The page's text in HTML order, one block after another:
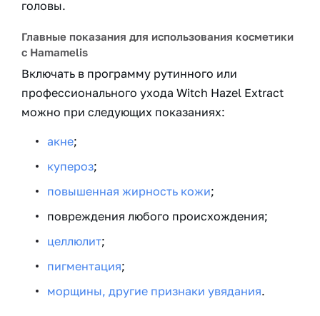
головы.
Главные показания для использования косметики
с Hamamelis
Включать в программу рутинного или
профессионального ухода Witch Hazel Extract
можно при следующих показаниях:
акне;
купероз;
повышенная жирность кожи;
повреждения любого происхождения;
целлюлит;
пигментация;
морщины, другие признаки увядания.